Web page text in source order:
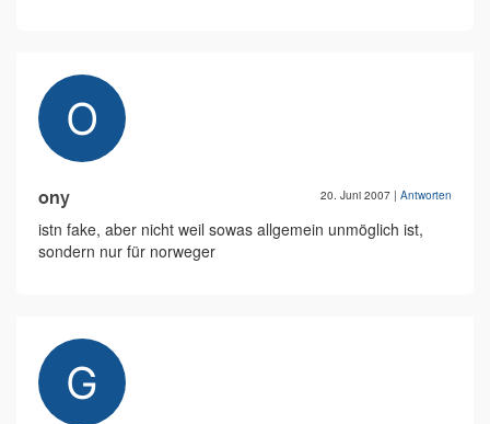
ony 20. Juni 2007 | Antworten
istn fake, aber nicht weil sowas allgemein unmöglich ist,
sondern nur für norweger